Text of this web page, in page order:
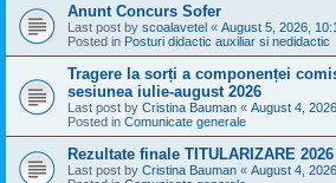
Anunt Concurs Sofer
Last post by scoalavetel « August 5, 2026,
Posted in Posturi didactic auxiliar si nedidactic
Tragere la sorți a componenței
sesiunea iulie-august 2026
Last post by Cristina Bauman « August 4,
Posted in Comunicate generale
Rezultate finale TITULARIZARE 2026
Last post by Cristina Bauman « August 4,